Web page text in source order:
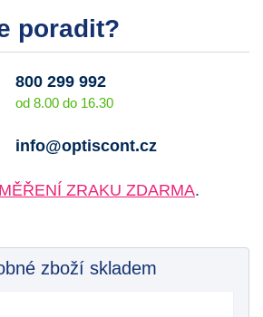
poradit?
800 299 992
od 8.00 do 16.30
info@optiscont.cz
MĚŘENÍ ZRAKU ZDARMA.
zboží skladem